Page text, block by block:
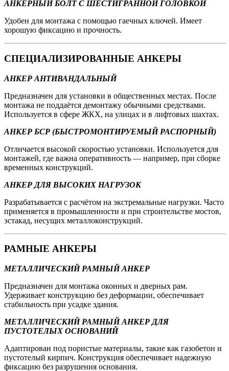
АНКЕРНЫЙ БОЛТ С ШЕСТИГРАННОЙ ГОЛОВКОЙ
Удобен для монтажа с помощью гаечных ключей. Имеет
хорошую фиксацию и прочность.
СПЕЦИАЛИЗИРОВАННЫЕ АНКЕРЫ
АНКЕР АНТИВАНДАЛЬНЫЙ
Предназначен для установки в общественных местах. После
монтажа не поддаётся демонтажу обычными средствами.
Используется в сфере ЖКХ, на улицах и в лифтовых шахтах.
АНКЕР БСР (БЫСТРОМОНТИРУЕМЫЙ РАСПОРНЫЙ)
Отличается высокой скоростью установки. Используется для
монтажей, где важна оперативность — например, при сборке
временных конструкций.
АНКЕР ДЛЯ ВЫСОКИХ НАГРУЗОК
Разрабатывается с расчётом на экстремальные нагрузки. Часто
применяется в промышленности и при строительстве мостов,
эстакад, несущих металлоконструкций.
РАМНЫЕ АНКЕРЫ
МЕТАЛЛИЧЕСКИЙ РАМНЫЙ АНКЕР
Предназначен для монтажа оконных и дверных рам.
Удерживает конструкцию без деформации, обеспечивает
стабильность при усадке здания.
МЕТАЛЛИЧЕСКИЙ РАМНЫЙ АНКЕР ДЛЯ
ПУСТОТЕЛЫХ ОСНОВАНИЙ
Адаптирован под пористые материалы, такие как газобетон и
пустотелый кирпич. Конструкция обеспечивает надежную
фиксацию без разрушения основания.